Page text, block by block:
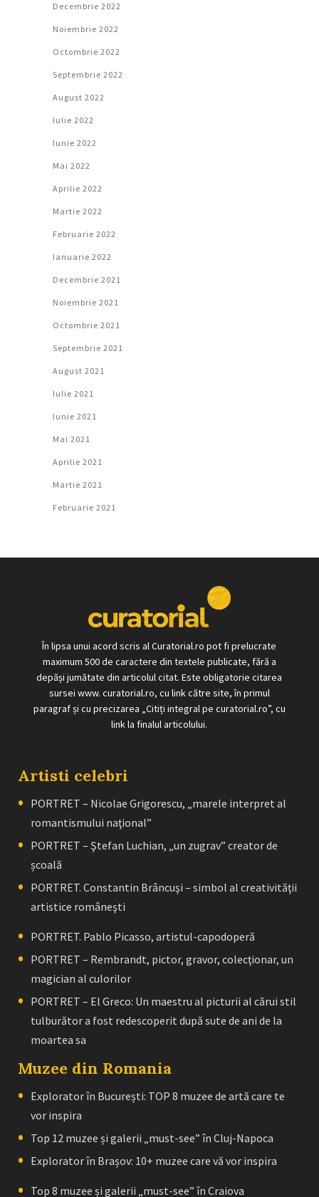
Decembrie 2022
Noiembrie 2022
Octombrie 2022
Septembrie 2022
August 2022
Iulie 2022
Iunie 2022
Mai 2022
Aprilie 2022
Martie 2022
Februarie 2022
Ianuarie 2022
Decembrie 2021
Noiembrie 2021
Octombrie 2021
Septembrie 2021
August 2021
Iulie 2021
Iunie 2021
Mai 2021
Aprilie 2021
Martie 2021
Februarie 2021
În lipsa unui acord scris al Curatorial.ro pot fi prelucrate
maximum 500 de caractere din textele publicate, fără a
depăși jumătate din articolul citat. Este obligatorie citarea
sursei www. curatorial.ro, cu link către site, în primul
paragraf și cu precizarea „Citiți integral pe curatorial.ro”, cu
link la finalul articolului.
Artisti celebri
PORTRET – Nicolae Grigorescu, „marele interpret al
romantismului naţional”
PORTRET – Ştefan Luchian, „un zugrav” creator de
școală
PORTRET. Constantin Brâncuşi – simbol al creativităţii
artistice româneşti
PORTRET. Pablo Picasso, artistul-capodoperă
PORTRET – Rembrandt, pictor, gravor, colecţionar, un
magician al culorilor
PORTRET – El Greco: Un maestru al picturii al cărui stil
tulburător a fost redescoperit după sute de ani de la
moartea sa
Muzee din Romania
Explorator în București: TOP 8 muzee de artă care te
vor inspira
Top 12 muzee și galerii „must-see” în Cluj-Napoca
Explorator în Brașov: 10+ muzee care vă vor inspira
Top 8 muzee și galerii „must-see” în Craiova